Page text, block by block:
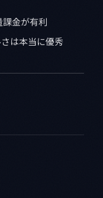
金が有利
は本当に優秀